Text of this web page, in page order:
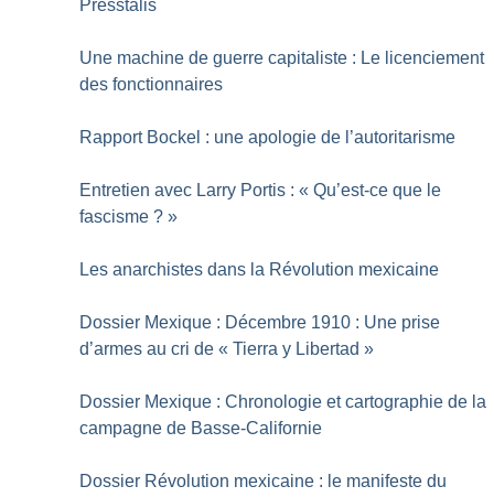
Presstalis
Une machine de guerre capitaliste : Le licenciement
des fonctionnaires
Rapport Bockel : une apologie de l’autoritarisme
Entretien avec Larry Portis : « Qu’est-ce que le
fascisme ? »
Les anarchistes dans la Révolution mexicaine
Dossier Mexique : Décembre 1910 : Une prise
d’armes au cri de « Tierra y Libertad »
Dossier Mexique : Chronologie et cartographie de la
campagne de Basse-Californie
Dossier Révolution mexicaine : le manifeste du